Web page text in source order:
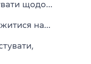
щодо…
на…